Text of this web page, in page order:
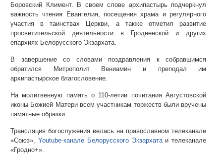
Боровский Климент. В своем слове архипастырь подчеркнул
важность чтения Евангелия, посещения храма и регулярного
участия в таинствах Церкви, а также отметил развитие
просветительской деятельности в Гродненской и других
епархиях Белорусского Экзархата.
В завершение со словами поздравления к собравшимся
обратился Митрополит Вениамин и преподал им
архипастырское благословение.
На молитвенную память о 110-летии почитания Августовской
иконы Божией Матери всем участникам торжеств были вручены
памятные образки.
Трансляция богослужения велась на православном телеканале
«Союз», Youtube-канале Белорусского Экзархатаи телеканале
«Гродно+».